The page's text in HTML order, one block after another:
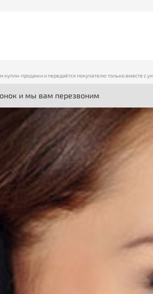
купли-продажи и передаётся покупателю только вместе
и мы вам перезвоним